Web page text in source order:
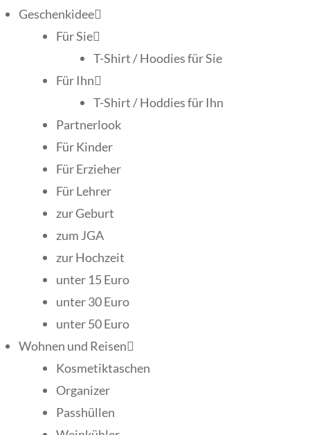
Geschenkidee
Für Sie
T-Shirt / Hoodies für Sie
Für Ihn
T-Shirt / Hoddies für Ihn
Partnerlook
Für Kinder
Für Erzieher
Für Lehrer
zur Geburt
zum JGA
zur Hochzeit
unter 15 Euro
unter 30 Euro
unter 50 Euro
Wohnen und Reisen
Kosmetiktaschen
Organizer
Passhüllen